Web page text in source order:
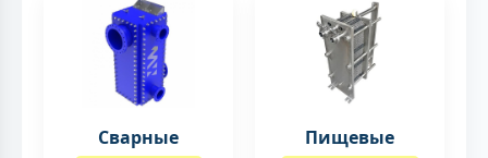
Сварные Пищевые